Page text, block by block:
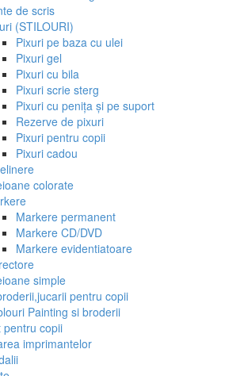
de scris
(STILOURI)
Pixuri pe baza cu ulei
Pixuri gel
Pixuri cu bila
Pixuri scrie sterg
Pixuri cu penița și pe suport
Rezerve de pixuri
Pixuri pentru copii
Pixuri cadou
colorate
Markere permanent
Markere CD/DVD
Markere evidentiatoare
simple
pentru copii
Painting si broderii
pentru copii
imprimantelor